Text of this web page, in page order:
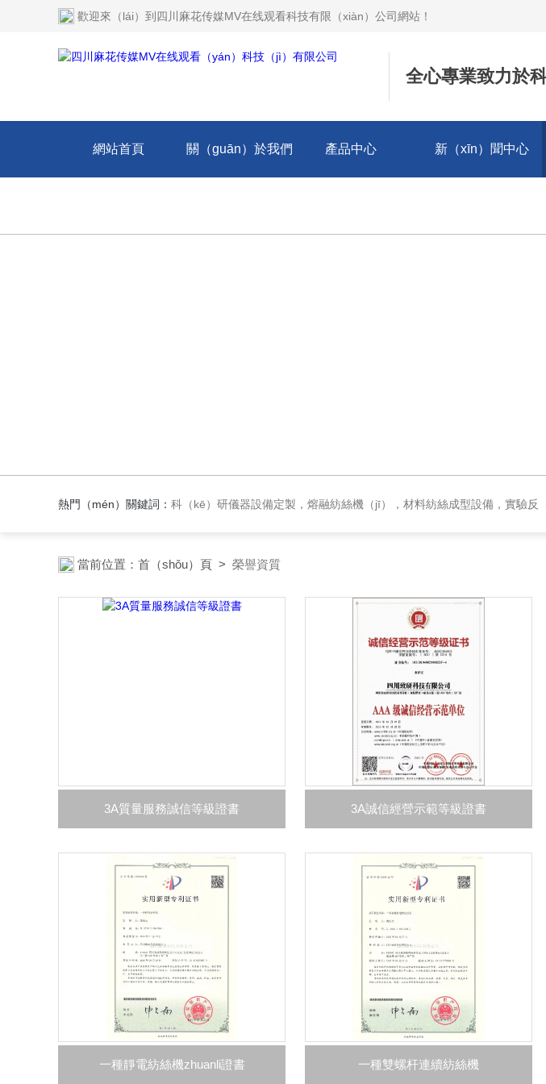
歡迎來（lái）到 四川麻花传媒MV在线观看科技有限（xiàn）公司網站 ！
全心專業致力於
網站首頁 關（guān）於我們 產品中心 新（xīn）聞中心
熱門（mén）關鍵詞： 科（kē）研儀器設備定製，熔融紡絲機（jī），材料紡絲成型設備，實驗反（fǎn）應設備，實驗加熱爐，化工試驗裝置，材料檢測類設備，配電與節
當前位置： 首（shǒu）頁 > 榮譽資質
3A質量服務誠信等級證書 3A誠信經營示範等級證書
一種靜電紡絲機zhuanli證書 一種雙螺杆連續紡絲機